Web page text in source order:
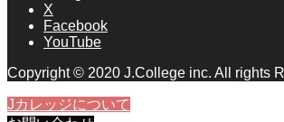
X
Facebook
YouTube
Copyright © 2020 J.College inc. All rights
Jカレッジについて